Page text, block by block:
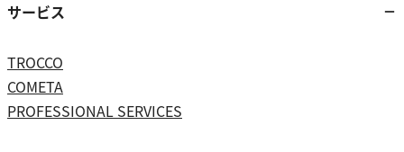
サービス
TROCCO
COMETA
PROFESSIONAL SERVICES